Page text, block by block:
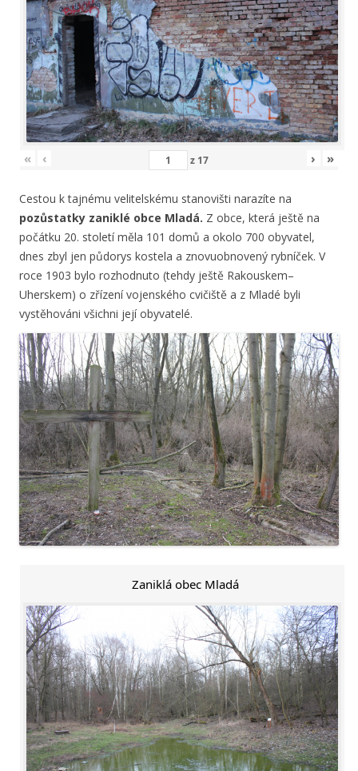
« ‹ z 17 › »
Cestou k tajnému velitelskému stanovišti narazíte na
pozůstatky zaniklé obce Mladá. Z obce, která ještě na
počátku 20. století měla 101 domů a okolo 700 obyvatel,
dnes zbyl jen půdorys kostela a znovuobnovený rybníček. V
roce 1903 bylo rozhodnuto (tehdy ještě Rakouskem–
Uherskem) o zřízení vojenského cvičiště a z Mladé byli
vystěhováni všichni její obyvatelé.
Zaniklá obec Mladá